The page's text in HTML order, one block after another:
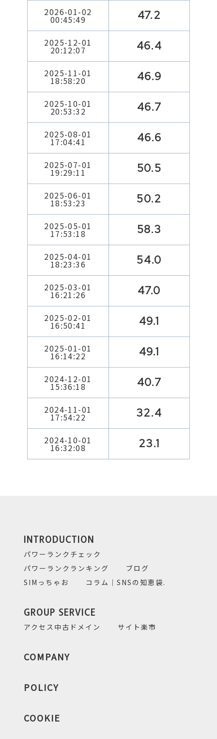
2026-01-02
00:45:49 47.2
2025-12-01
20:12:07 46.4
2025-11-01
18:58:20 46.9
2025-10-01
20:53:32 46.7
2025-08-01
17:04:41 46.6
2025-07-01
19:29:11 50.5
2025-06-01
18:53:23 50.2
2025-05-01
17:53:18 58.3
2025-04-01
18:23:36 54.0
2025-03-01
16:21:26 47.0
2025-02-01
16:50:41 49.1
2025-01-01
16:14:22 49.1
2024-12-01
15:36:18 40.7
2024-11-01
17:54:22 32.4
2024-10-01
16:32:08 23.1
INTRODUCTION
パワーランクチェック
パワーランクランキング
ブログ
SIMっちゃお
コラム｜SNSの知恵袋.
GROUP SERVICE
アクセス中古ドメイン サイト楽市
COMPANY
POLICY
COOKIE